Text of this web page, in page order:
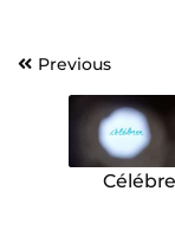
Navigation
l’article
Previous